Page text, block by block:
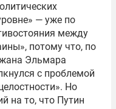
— уже по
между
потому что, по
Эльмара
с проблемой
Но
на то, что Путин